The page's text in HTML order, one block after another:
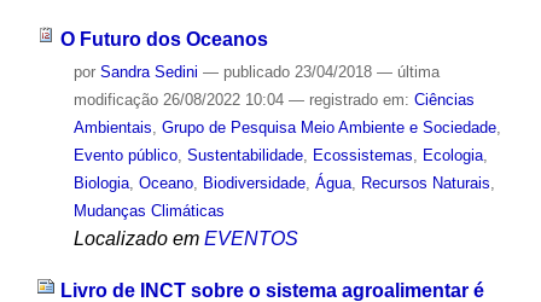
O Futuro dos Oceanos
por Sandra Sedini — publicado23/04/2018 — última
modificação26/08/2022 10:04 — registrado em: Ciências
Ambientais, Grupo de Pesquisa Meio Ambiente e Sociedade,
Evento público, Sustentabilidade, Ecossistemas, Ecologia,
Biologia, Oceano, Biodiversidade, Água, Recursos Naturais,
Mudanças Climáticas
Localizado em EVENTOS
Livro de INCT sobre o sistema agroalimentar é